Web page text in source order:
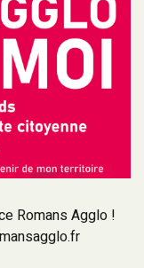
Romans Agglo !